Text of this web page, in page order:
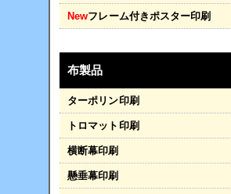
Newフレーム付きポスター印刷
布製品
ターポリン印刷
トロマット印刷
横断幕印刷
懸垂幕印刷